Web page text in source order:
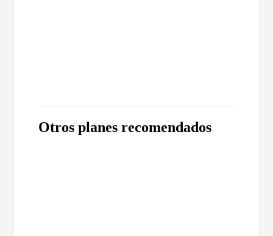
Otros planes recomendados